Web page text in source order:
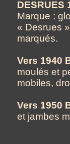
DESRUES
Marque :
« Desrues
marqués.
Vers 1940
moulés et
mobiles,
Vers 1950
et jambes